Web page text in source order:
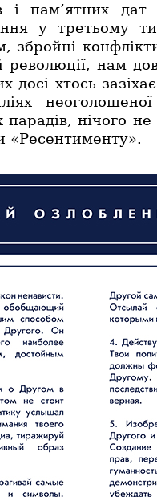
і пам’ятних
у третьому
збройні
революції, нам
досі хтось
парадів, нічого
«Ресентименту».